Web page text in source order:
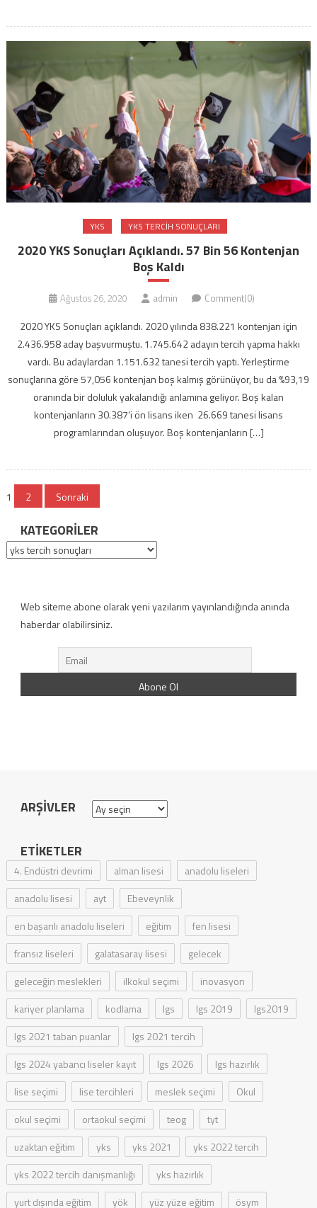
YKS YKS TERCIH SONUÇLARI
2020 YKS Sonuçları Açıklandı. 57 Bin 56 Kontenjan
Boş Kaldı
Ağustos 26, 2020 admin Comment(0)
2020 YKS Sonuçları açıklandı. 2020 yılında 838.221 kontenjan için
2.436.958 aday başvurmuştu. 1.745.642 adayın tercih yapma hakkı
vardı. Bu adaylardan 1.151.632 tanesi tercih yaptı. Yerleştirme
sonuçlarına göre 57,056 kontenjan boş kalmış görünüyor, bu da %93,19
oranında bir doluluk yakalandığı anlamına geliyor. Boş kalan
kontenjanların 30.387’i ön lisans iken 26.669 tanesi lisans
programlarından oluşuyor. Boş kontenjanların […]
Yazı
gezinmesi
1 2 Sonraki
KATEGORILER
Kategoriler
Web siteme abone olarak yeni yazılarım yayınlandığında anında
haberdar olabilirsiniz.
ARŞIVLER Arşivler
ETIKETLER
4. Endüstri devrimi alman lisesi
anadolu liseleri
anadolu lisesi
ayt
Ebeveynlik
en başarılı anadolu liseleri
eğitim
fen lisesi
fransız liseleri
galatasaray lisesi
gelecek
geleceğin meslekleri
ilkokul seçimi
inovasyon
kariyer planlama
kodlama lgs lgs 2019
lgs2019
lgs 2021 taban puanlar
lgs 2021 tercih
lgs 2024 yabancı liseler kayıt
lgs 2026
lgs hazırlık
lise seçimi
lise tercihleri meslek seçimi
Okul
okul seçimi
ortaokul seçimi teog
tyt
uzaktan eğitim
yks yks 2021
yks 2022 tercih
yks 2022 tercih danışmanlığı
yks hazırlık
yurt dışında eğitim
yök yüz yüze eğitim ösym